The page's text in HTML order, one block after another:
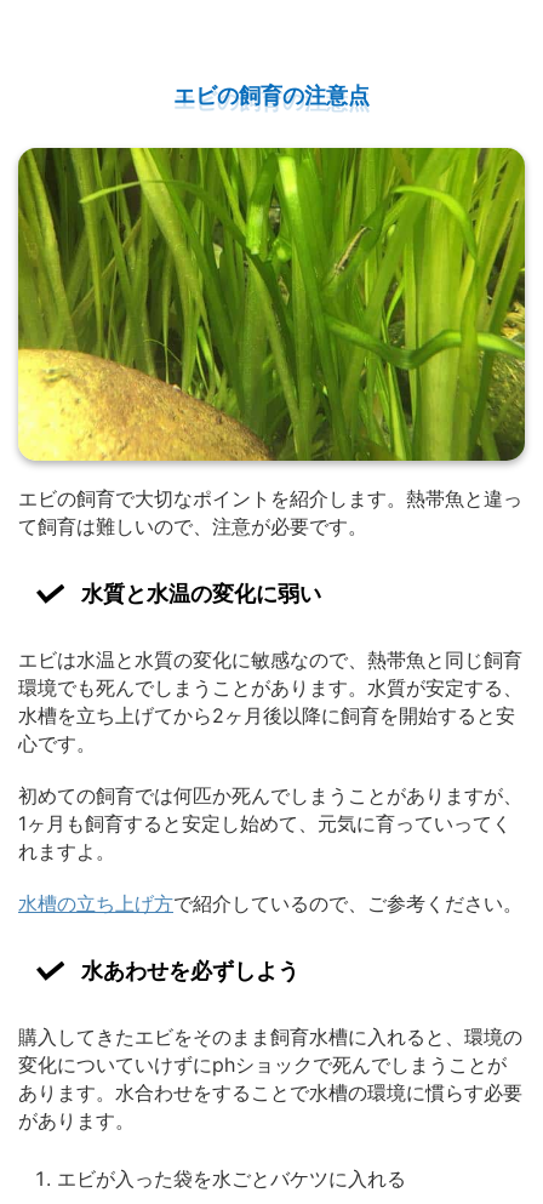
エビの飼育の注意点
エビの飼育で大切なポイントを紹介します。熱帯魚と違っ
て飼育は難しいので、注意が必要です。
水質と水温の変化に弱い
エビは水温と水質の変化に敏感なので、熱帯魚と同じ飼育
環境でも死んでしまうことがあります。水質が安定する、
水槽を立ち上げてから2ヶ月後以降に飼育を開始すると安
心です。
初めての飼育では何匹か死んでしまうことがありますが、
1ヶ月も飼育すると安定し始めて、元気に育っていってく
れますよ。
水槽の立ち上げ方で紹介しているので、ご参考ください。
水あわせを必ずしよう
購入してきたエビをそのまま飼育水槽に入れると、環境の
変化についていけずにphショックで死んでしまうことが
あります。水合わせをすることで水槽の環境に慣らす必要
があります。
エビが入った袋を水ごとバケツに入れる